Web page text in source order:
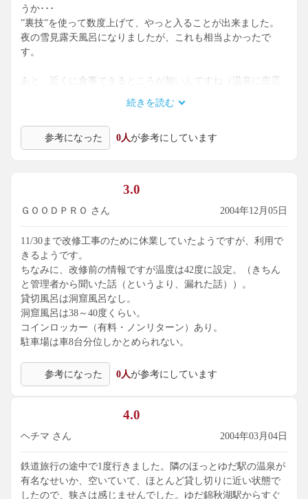
うか･･･
”裏技”を使って数度上げて、やっと入ることが出来ました。
夜の雪見露天風呂になりましたが、これも相当よかったで
す。
あと、近くに食事できるところが無いんですね（温泉に売店
これらが解決すれば、５点満点の超お勧めです！
注：１１月から大人２５０円に値上げされました
続きを読む
参考になった 0人が参考にしています
3.0
ＧＯＯＤＰＲＯ さん 2004年12月05日
11/30まで改修工事のために休業していたようですが、利用で
きるようです。
ちなみに、改修前の情報ですが温度は42度に設定。（きちん
と管理者から聞いた話（というより、漏れた話））。
貸切風呂は洞窟風呂なし。
洞窟風呂は38～40度くらい。
コインロッカー（有料・ノンリターン）あり。
駐車場は車8台分位しかとめられない。
参考になった 0人が参考にしています
4.0
ヘチマ さん 2004年03月04日
鉄道旅行の途中で1度行きました。隣のほっとゆだ駅の温泉が
有名なせいか、空いていて、ほとんど貸し切りに近い状態で
したので、狭さは感じませんでした。ゆだ錦秋湖駅からすぐ